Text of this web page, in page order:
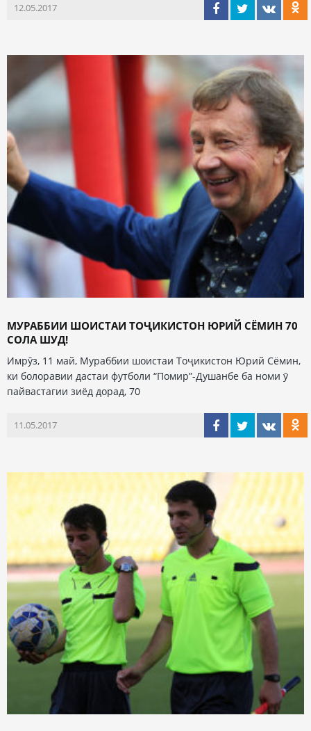
12.05.2017
МУРАББИИ ШОИСТАИ ТОҶИКИСТОН ЮРИЙ СЁМИН 70
СОЛА ШУД!
Имрӯз, 11 май, Мураббии шоистаи Тоҷикистон Юрий Сёмин,
ки болоравии дастаи футболи “Помир”-Душанбе ба номи ӯ
пайвастагии зиёд дорад, 70
11.05.2017